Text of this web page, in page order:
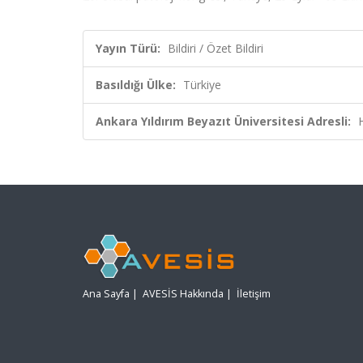
Yayın Türü: Bildiri / Özet Bildiri
Basıldığı Ülke: Türkiye
Ankara Yıldırım Beyazıt Üniversitesi Adresli:
Ana Sayfa | AVESİS Hakkında | İletişim